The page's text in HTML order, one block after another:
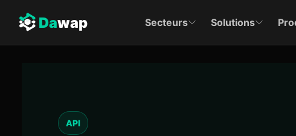
Dawap Secteurs Solutions
API